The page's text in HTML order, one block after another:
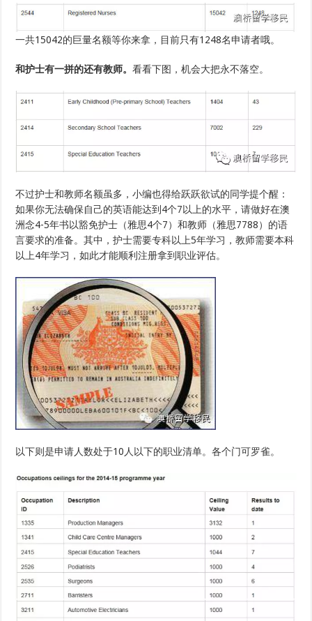
一共15042的巨量名额等你来拿，目前只有1248名申请者哦。
和护士有一拼的还有教师。看看下图，机会大把永不落空。
不过护士和教师名额虽多，小编也得给跃跃欲试的同学提个醒：
如果你无法确保自己的英语能达到4个7以上的水平，请做好在澳
洲念4-5年书以豁免护士（雅思4个7）和教师（雅思7788）的语
言要求的准备。其中，护士需要专科以上5年学习，教师需要本科
以上4年学习，如此才能顺利注册拿到职业评估。
以下则是申请人数处于10人以下的职业清单。各个门可罗雀。